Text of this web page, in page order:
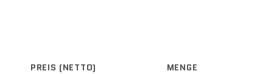
PREIS (NETTO) MENGE